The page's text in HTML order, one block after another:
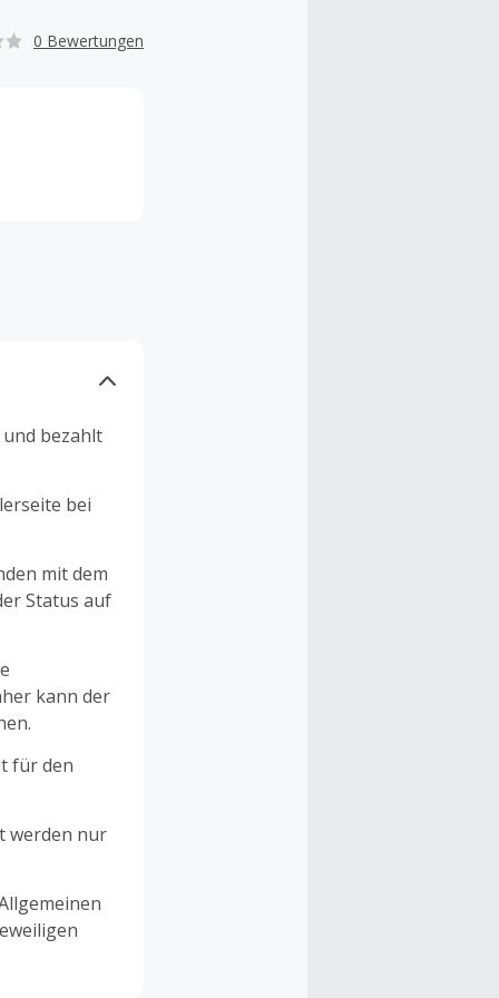
0 Bewertungen
bezahlt
bei
mit dem
Status auf
kann der
für den
werden nur